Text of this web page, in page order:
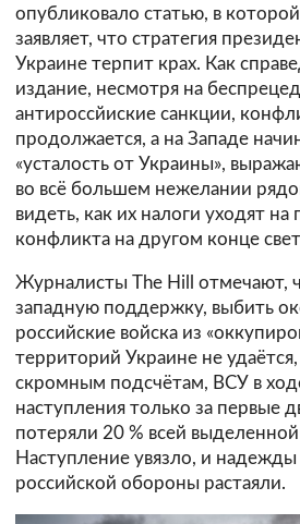
опубликовало статью, в
заявляет, что стратегия
Украине терпит крах. Как
издание, несмотря на
антироссйиские санкции,
продолжается, а на Западе
«усталость от Украины»,
во всё большем нежелании
видеть, как их налоги уходят
конфликта на другом конце
Журналисты The Hill отмечают,
западную поддержку, выбить
российские войска из
территорий Украине не
скромным подсчётам, ВСУ в
наступления только за первые
потеряли 20 % всей
Наступление увязло, и
российской обороны растаяли.